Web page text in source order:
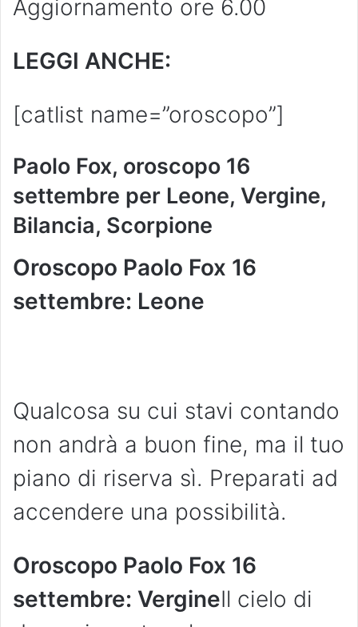
Aggiornamento ore 6.00
LEGGI ANCHE:
[catlist name=”oroscopo”]
Paolo Fox, oroscopo 16
settembre per Leone, Vergine,
Bilancia, Scorpione
Oroscopo Paolo Fox 16
settembre: Leone
Qualcosa su cui stavi contando
non andrà a buon fine, ma il tuo
piano di riserva sì. Preparati ad
accendere una possibilità.
Oroscopo Paolo Fox 16
settembre: VergineIl cielo di